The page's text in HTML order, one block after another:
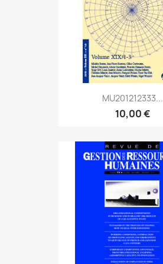
MU201212333...
10,00 €